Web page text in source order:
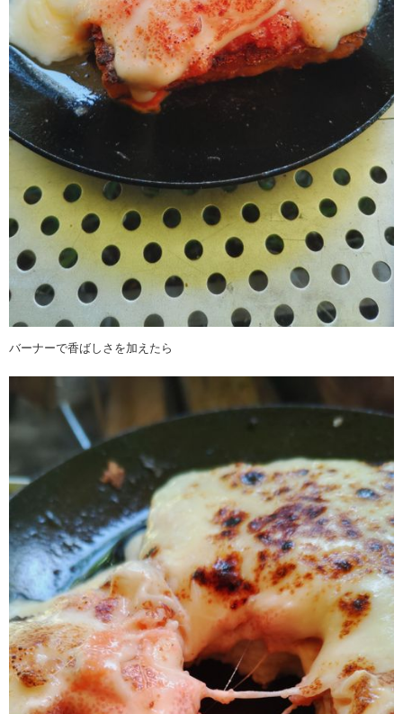
バーナーで香ばしさを加えたら